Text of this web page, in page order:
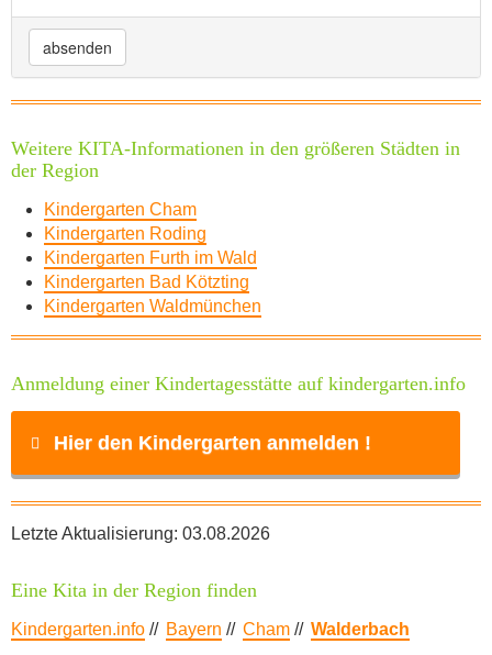
absenden
Weitere KITA-Informationen in den größeren Städten in
der Region
Kindergarten Cham
Kindergarten Roding
Kindergarten Furth im Wald
Kindergarten Bad Kötzting
Kindergarten Waldmünchen
Anmeldung einer Kindertagesstätte auf kindergarten.info
Hier den Kindergarten anmelden !
Name*
Letzte Aktualisierung: 03.08.2026
Eine Kita in der Region finden
Kindergarten.info // Bayern // Cham // Walderbach